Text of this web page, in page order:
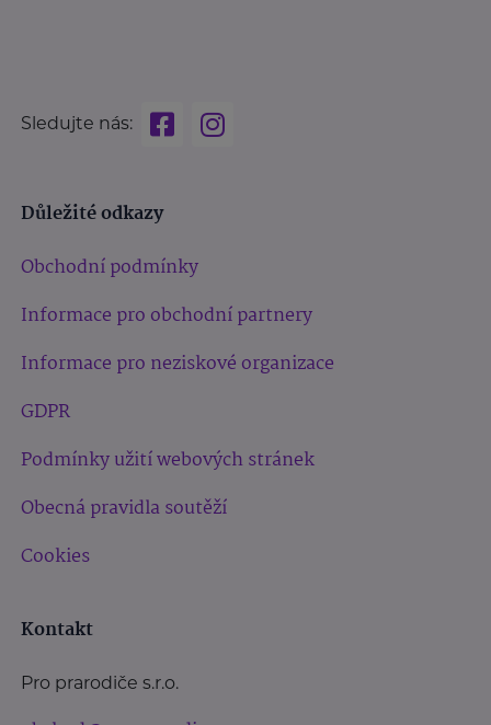
Sledujte nás:
Důležité odkazy
Obchodní podmínky
Informace pro obchodní partnery
Informace pro neziskové organizace
GDPR
Podmínky užití webových stránek
Obecná pravidla soutěží
Cookies
Kontakt
Pro prarodiče s.r.o.